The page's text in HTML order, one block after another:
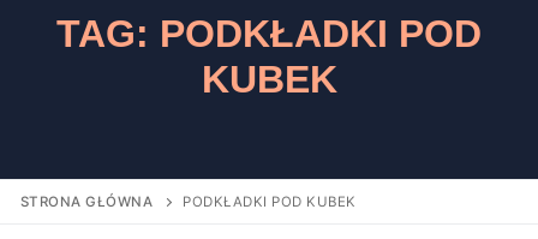
TAG: PODKŁADKI POD
KUBEK
STRONA GŁÓWNA PODKŁADKI POD KUBEK